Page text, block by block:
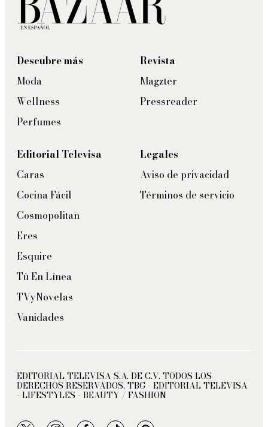
Descubre más
Moda
Wellness
Perfumes
Revista
Magzter
Pressreader
Editorial Televisa
Caras
Cocina Fácil
Cosmopolitan
Eres
Esquire
Tú En Línea
TVyNovelas
Vanidades
Legales
Aviso de privacidad
Términos de servicio
EDITORIAL TELEVISA S.A. DE C.V. TODOS LOS
DERECHOS RESERVADOS. TBG - EDITORIAL TELEVISA
- LIFESTYLES - BEAUTY / FASHION